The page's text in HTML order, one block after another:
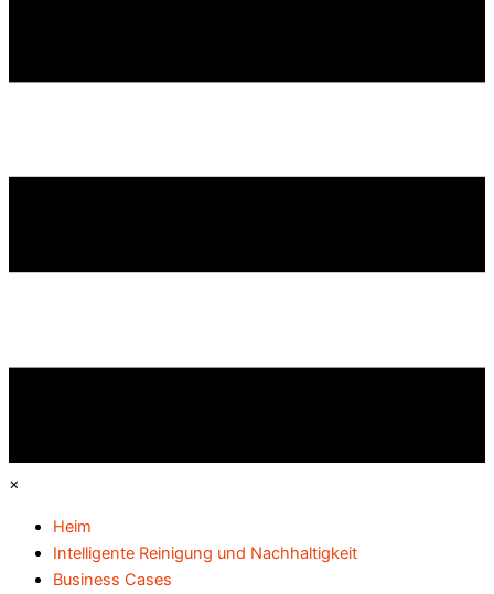
×
Heim
Intelligente Reinigung und Nachhaltigkeit
Business Cases